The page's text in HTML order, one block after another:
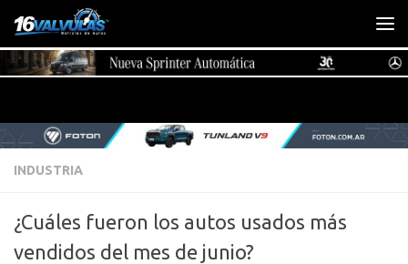
Saltar al contenido
INDUSTRIA
¿Cuáles fueron los autos usados más
vendidos del mes de junio?